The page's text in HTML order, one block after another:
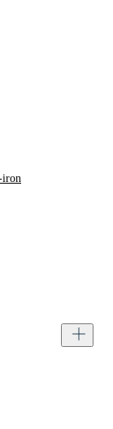
iron